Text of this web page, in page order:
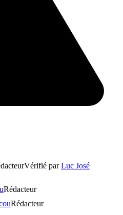
Vérifié parLuc José
Rédacteur
Rédacteur